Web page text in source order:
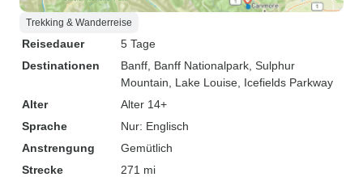
Trekking & Wanderreise
Reisedauer
5 Tage
Destinationen
Banff , Banff Nationalpark , Sulphur
Mountain , Lake Louise , Icefields Parkway
Alter
Alter 14+
Sprache
Nur: Englisch
Anstrengung
Gemütlich
Strecke
271 mi